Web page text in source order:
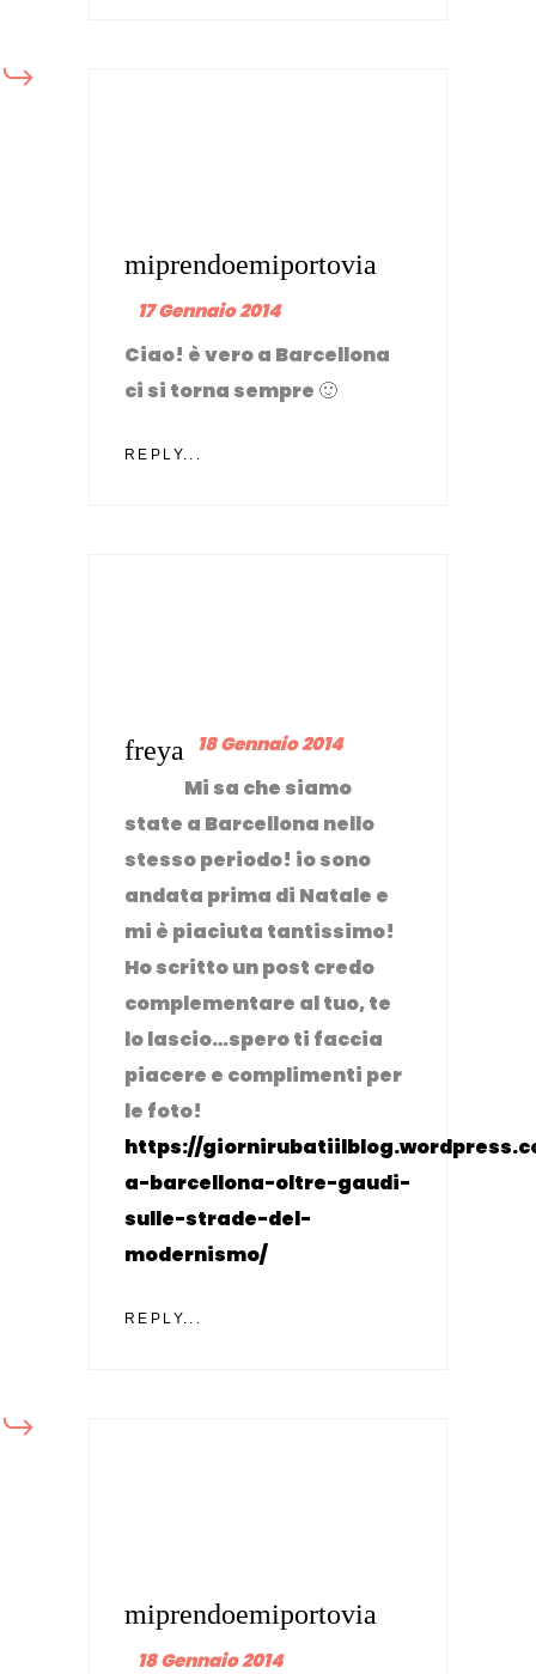
miprendoemiportovia
17 Gennaio 2014
Ciao! è vero a Barcellona
ci si torna sempre 🙂
REPLY...
freya 18 Gennaio 2014
Mi sa che siamo
state a Barcellona nello
stesso periodo! io sono
andata prima di Natale e
mi è piaciuta tantissimo!
Ho scritto un post credo
complementare al tuo, te
lo lascio…spero ti faccia
piacere e complimenti per
le foto!
https://
a-barcellona-oltre-gaudi-
sulle-strade-del-
modernismo/
REPLY...
miprendoemiportovia
18 Gennaio 2014